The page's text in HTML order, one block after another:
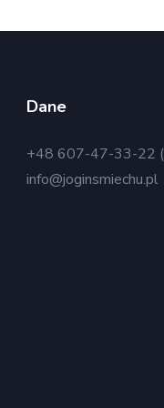
Dane
+48 607-47-33-22
info@joginsmiechu.pl